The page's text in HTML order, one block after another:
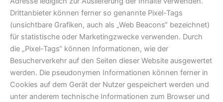
Drittanbieter können ferner so genannte Pixel-Tags
(unsichtbare Grafiken, auch als „Web Beacons“ bezeichnet)
für statistische oder Marketingzwecke verwenden. Durch
die „Pixel-Tags“ können Informationen, wie der
Besucherverkehr auf den Seiten dieser Website ausgewertet
werden. Die pseudonymen Informationen können ferner in
Cookies auf dem Gerät der Nutzer gespeichert werden und
unter anderem technische Informationen zum Browser und